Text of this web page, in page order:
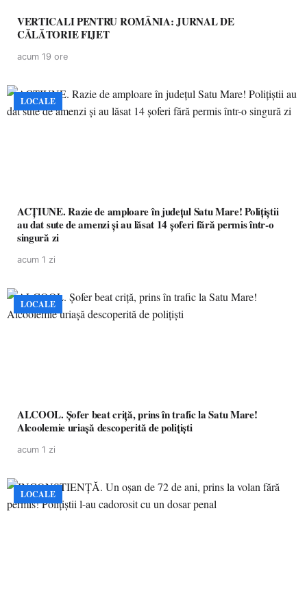
VERTICALI PENTRU ROMÂNIA: JURNAL DE
CĂLĂTORIE FIJET
acum 19 ore
LOCALE
ACȚIUNE. Razie de amploare în județul Satu Mare! Polițiștii
au dat sute de amenzi și au lăsat 14 șoferi fără permis într-o
singură zi
acum 1 zi
LOCALE
ALCOOL. Șofer beat criță, prins în trafic la Satu Mare!
Alcoolemie uriașă descoperită de polițiști
acum 1 zi
LOCALE